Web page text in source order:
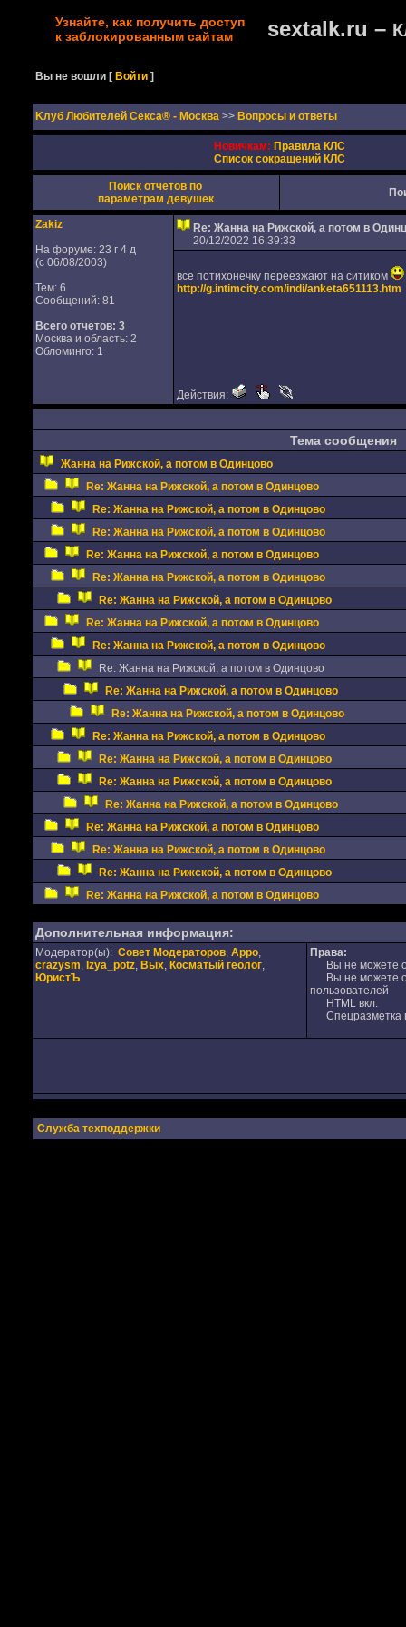
Узнайте, как получить доступ
к заблокированным сайтам
sextalk.ru –
Вы не вошли [Войти ]
Kлуб Любителей Секса® - Москва >> Вопросы и ответы
Новичкам: Правила КЛС
Список сокращений КЛС
Поиск отчетов по
параметрам девушек
Zakiz
На форуме: 23 г 4 д
(с 06/08/2003)
Тем: 6
Сообщений: 81
Всего отчетов: 3
Москва и область: 2
Обломинго: 1
Re: Жанна на Рижской, а потом в
20/12/2022 16:39:33
все потихонечку переезжают на ситиком
http://g.intimcity.com/indi/anketa651113.htm
Действия:
Тема сообщения
Жанна на Рижской, а потом в Одинцово
Re: Жанна на Рижской, а потом в Одинцово
Re: Жанна на Рижской, а потом в Одинцово
Re: Жанна на Рижской, а потом в Одинцово
Re: Жанна на Рижской, а потом в Одинцово
Re: Жанна на Рижской, а потом в Одинцово
Re: Жанна на Рижской, а потом в Одинцово
Re: Жанна на Рижской, а потом в Одинцово
Re: Жанна на Рижской, а потом в Одинцово
Re: Жанна на Рижской, а потом в Одинцово
Re: Жанна на Рижской, а потом в Одинцово
Re: Жанна на Рижской, а потом в Одинцово
Re: Жанна на Рижской, а потом в Одинцово
Re: Жанна на Рижской, а потом в Одинцово
Re: Жанна на Рижской, а потом в Одинцово
Re: Жанна на Рижской, а потом в Одинцово
Re: Жанна на Рижской, а потом в Одинцово
Re: Жанна на Рижской, а потом в Одинцово
Re: Жанна на Рижской, а потом в Одинцово
Re: Жанна на Рижской, а потом в Одинцово
Дополнительная информация:
Модератор(ы): Совет Модераторов, Appo,
crazysm, Izya_potz, Вых, Косматый геолог,
ЮристЪ
Права:
Вы не можете
Вы не можете
пользователей
HTML вкл.
Спецразметка
Служба техподдержки